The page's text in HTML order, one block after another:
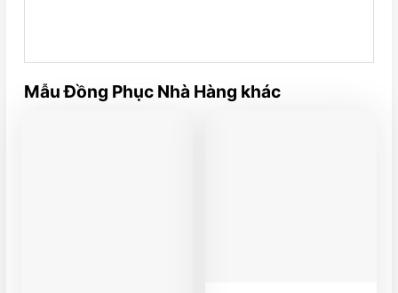
Mẫu Đồng Phục Nhà Hàng khác